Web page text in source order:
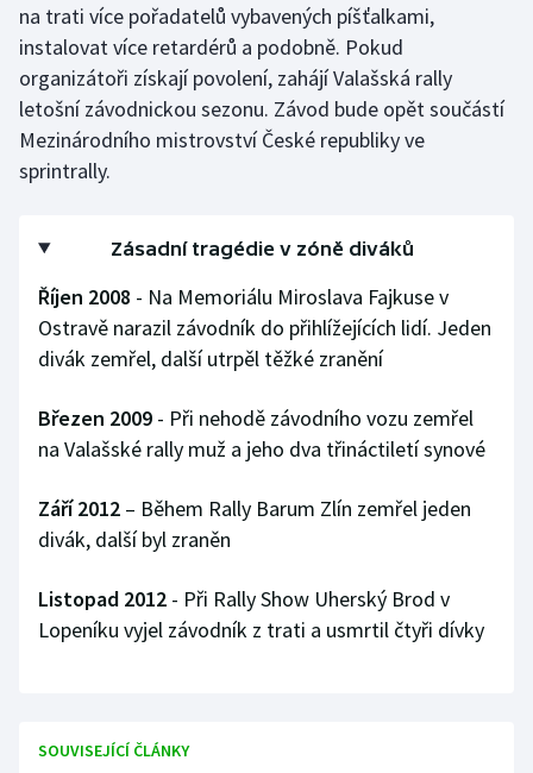
na trati více pořadatelů vybavených píšťalkami,
instalovat více retardérů a podobně. Pokud
organizátoři získají povolení, zahájí Valašská rally
letošní závodnickou sezonu. Závod bude opět součástí
Mezinárodního mistrovství České republiky ve
sprintrally.
Zásadní tragédie v zóně diváků
Říjen 2008 - Na Memoriálu Miroslava Fajkuse v
Ostravě narazil závodník do přihlížejících lidí. Jeden
divák zemřel, další utrpěl těžké zranění
Březen 2009 - Při nehodě závodního vozu zemřel
na Valašské rally muž a jeho dva třináctiletí synové
Září 2012 – Během Rally Barum Zlín zemřel jeden
divák, další byl zraněn
Listopad 2012 - Při Rally Show Uherský Brod v
Lopeníku vyjel závodník z trati a usmrtil čtyři dívky
SOUVISEJÍCÍ ČLÁNKY